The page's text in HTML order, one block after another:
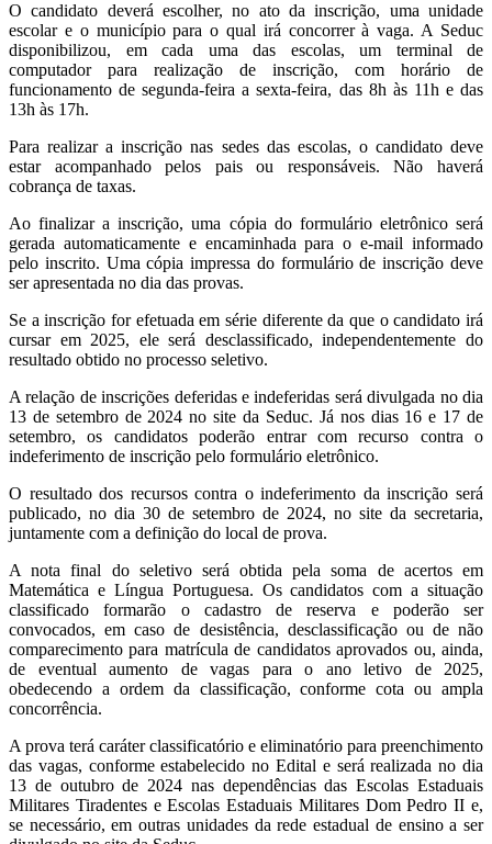
O candidato deverá escolher, no ato da inscrição, uma unidade
escolar e o município para o qual irá concorrer à vaga. A Seduc
disponibilizou, em cada uma das escolas, um terminal de
computador para realização de inscrição, com horário de
funcionamento de segunda-feira a sexta-feira, das 8h às 11h e das
13h às 17h.
Para realizar a inscrição nas sedes das escolas, o candidato deve
estar acompanhado pelos pais ou responsáveis. Não haverá
cobrança de taxas.
Ao finalizar a inscrição, uma cópia do formulário eletrônico será
gerada automaticamente e encaminhada para o e-mail informado
pelo inscrito. Uma cópia impressa do formulário de inscrição deve
ser apresentada no dia das provas.
Se a inscrição for efetuada em série diferente da que o candidato irá
cursar em 2025, ele será desclassificado, independentemente do
resultado obtido no processo seletivo.
A relação de inscrições deferidas e indeferidas será divulgada no dia
13 de setembro de 2024 no site da Seduc. Já nos dias 16 e 17 de
setembro, os candidatos poderão entrar com recurso contra o
indeferimento de inscrição pelo formulário eletrônico.
O resultado dos recursos contra o indeferimento da inscrição será
publicado, no dia 30 de setembro de 2024, no site da secretaria,
juntamente com a definição do local de prova.
A nota final do seletivo será obtida pela soma de acertos em
Matemática e Língua Portuguesa. Os candidatos com a situação
classificado formarão o cadastro de reserva e poderão ser
convocados, em caso de desistência, desclassificação ou de não
comparecimento para matrícula de candidatos aprovados ou, ainda,
de eventual aumento de vagas para o ano letivo de 2025,
obedecendo a ordem da classificação, conforme cota ou ampla
concorrência.
A prova terá caráter classificatório e eliminatório para preenchimento
das vagas, conforme estabelecido no Edital e será realizada no dia
13 de outubro de 2024 nas dependências das Escolas Estaduais
Militares Tiradentes e Escolas Estaduais Militares Dom Pedro II e,
se necessário, em outras unidades da rede estadual de ensino a ser